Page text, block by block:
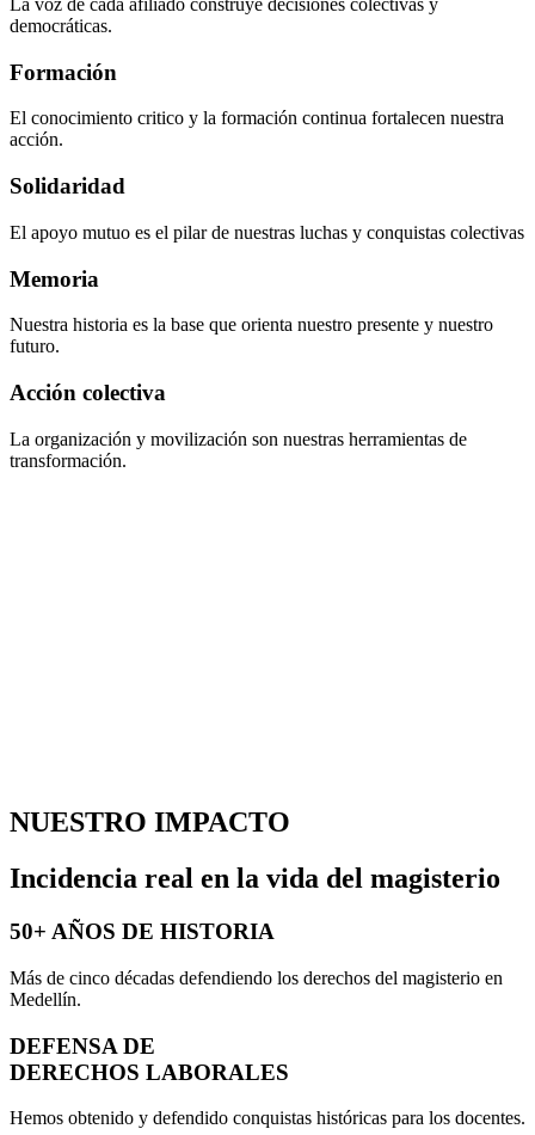
La voz de cada afiliado construye decisiones colectivas y
democráticas.
Formación
El conocimiento critico y la formación continua fortalecen nuestra
acción.
Solidaridad
El apoyo mutuo es el pilar de nuestras luchas y conquistas colectivas
Memoria
Nuestra historia es la base que orienta nuestro presente y nuestro
futuro.
Acción colectiva
La organización y movilización son nuestras herramientas de
transformación.
NUESTRO IMPACTO
Incidencia real en la vida del magisterio
50+ AÑOS DE HISTORIA
Más de cinco décadas defendiendo los derechos del magisterio en
Medellín.
DEFENSA DE
DERECHOS LABORALES
Hemos obtenido y defendido conquistas históricas para los docentes.